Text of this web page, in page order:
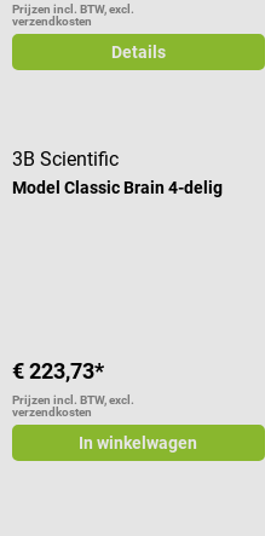
Prijzen incl. BTW, excl.
verzendkosten
Details
3B Scientific
Model Classic Brain 4-delig
€ 223,73*
Prijzen incl. BTW, excl.
verzendkosten
In winkelwagen